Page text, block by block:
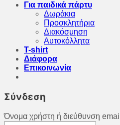
Για παιδικά πάρτυ
Δωράκια
Προσκλητήρια
Διακόσμηση
Αυτοκόλλητα
T-shirt
Διάφορα
Επικοινωνία
Σύνδεση
Όνομα χρήστη ή διεύθυνση email